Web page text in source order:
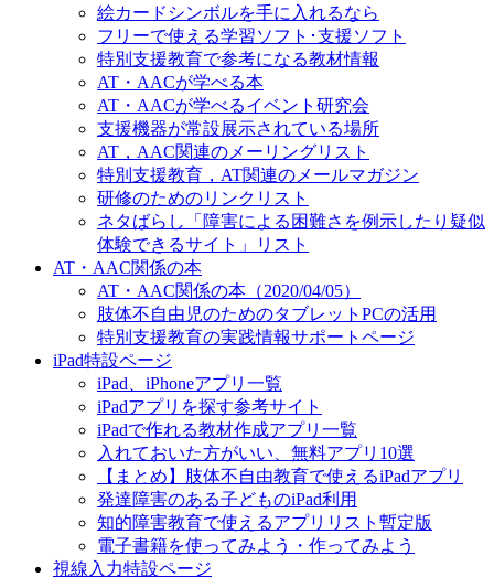
絵カードシンボルを手に入れるなら
フリーで使える学習ソフト･支援ソフト
特別支援教育で参考になる教材情報
AT・AACが学べる本
AT・AACが学べるイベント研究会
支援機器が常設展示されている場所
AT，AAC関連のメーリングリスト
特別支援教育，AT関連のメールマガジン
研修のためのリンクリスト
ネタばらし「障害による困難さを例示したり疑似
体験できるサイト」リスト
AT・AAC関係の本
AT・AAC関係の本（2020/04/05）
肢体不自由児のためのタブレットPCの活用
特別支援教育の実践情報サポートページ
iPad特設ページ
iPad、iPhoneアプリ一覧
iPadアプリを探す参考サイト
iPadで作れる教材作成アプリ一覧
入れておいた方がいい、無料アプリ10選
【まとめ】肢体不自由教育で使えるiPadアプリ
発達障害のある子どものiPad利用
知的障害教育で使えるアプリリスト暫定版
電子書籍を使ってみよう・作ってみよう
視線入力特設ページ